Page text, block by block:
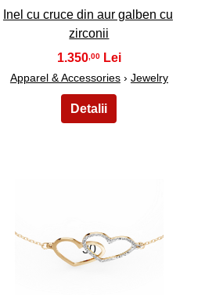
Inel cu cruce din aur galben cu
zirconii
1.350,00
Apparel & Accessories› Jewelry
30